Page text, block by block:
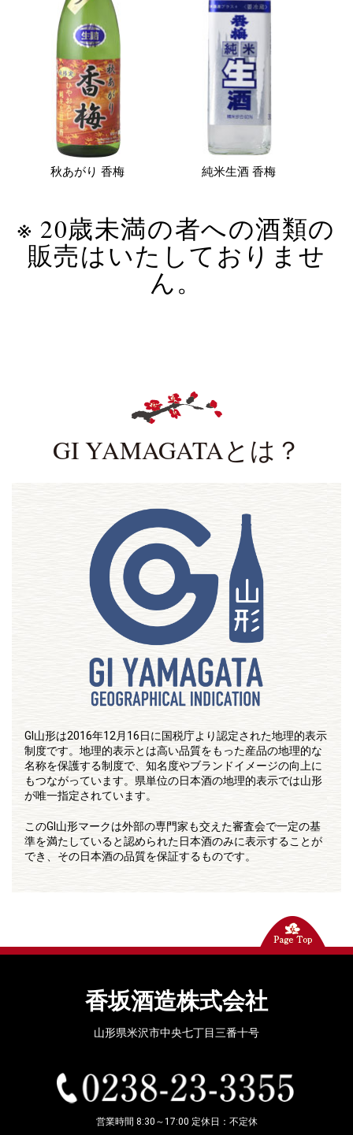
秋あがり 香梅 純米生酒 香梅
※ 20歳未満の者への酒類の
販売はいたしておりませ
ん。
GI YAMAGATAとは？
GI山形は2016年12月16日に国税庁より認定された地理的表示
制度です。地理的表示とは高い品質をもった産品の地理的な
名称を保護する制度で、知名度やブランドイメージの向上に
もつながっています。県単位の日本酒の地理的表示では山形
が唯一指定されています。
このGI山形マークは外部の専門家も交えた審査会で一定の基
準を満たしていると認められた日本酒のみに表示することが
でき、その日本酒の品質を保証するものです。
香坂酒造株式会社
山形県米沢市中央七丁目三番十号
営業時間 8:30～17:00 定休日：不定休